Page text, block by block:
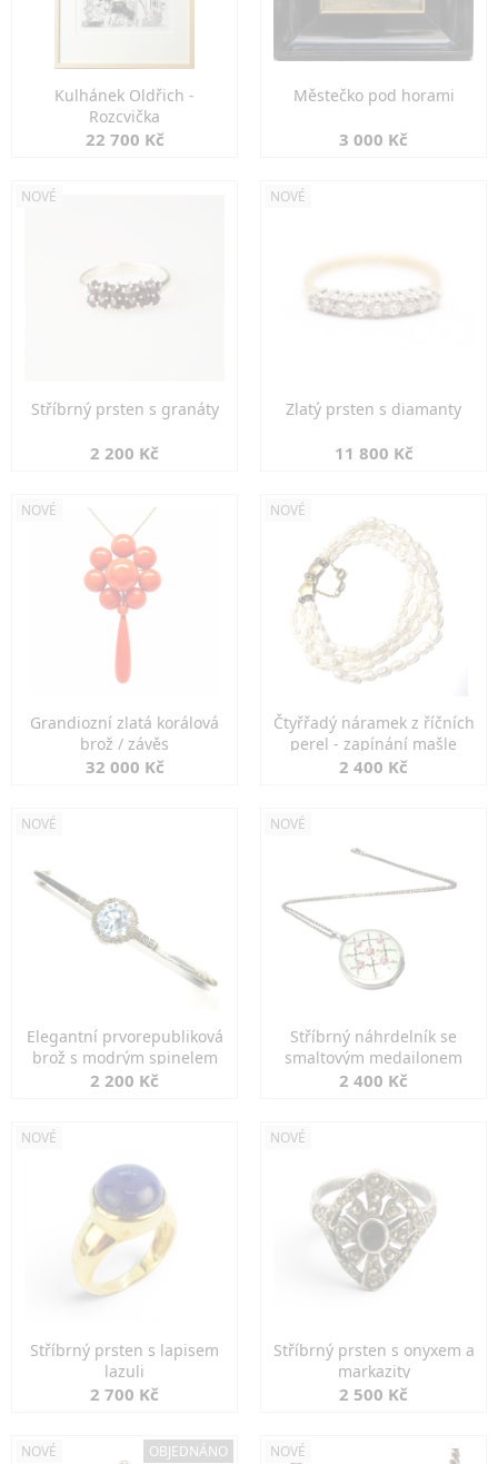
Kulhánek Oldřich -
Rozcvička
22 700 Kč
Městečko pod horami
3 000 Kč
NOVÉ
Stříbrný prsten s granáty
2 200 Kč
NOVÉ
Zlatý prsten s diamanty
11 800 Kč
NOVÉ
Grandiozní zlatá korálová
brož / závěs
32 000 Kč
NOVÉ
Čtyřřadý náramek z říčních
perel - zapínání mašle
2 400 Kč
NOVÉ
Elegantní prvorepubliková
brož s modrým spinelem
2 200 Kč
NOVÉ
Stříbrný náhrdelník se
smaltovým medailonem
2 400 Kč
NOVÉ
Stříbrný prsten s lapisem
lazuli
2 700 Kč
NOVÉ
Stříbrný prsten s onyxem a
markazity
2 500 Kč
NOVÉ OBJEDNÁNO NOVÉ